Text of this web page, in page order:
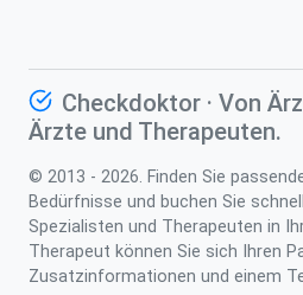
Checkdoktor · Von
Ärzte und Therapeuten.
© 2013 - 2026. Finden Sie
Bedürfnisse und buchen Sie
Spezialisten und Therapeuten in
Therapeut können Sie sich Ihren
Zusatzinformationen und einem